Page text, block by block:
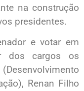
na construção
presidentes.
e votar em
dos cargos os
Renan Filho